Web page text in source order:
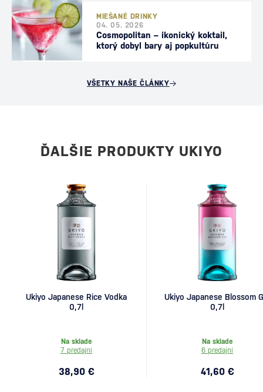
MIEŠANÉ DRINKY
04. 05. 2026
Cosmopolitan – ikonický koktail,
ktorý dobyl bary aj popkultúru
VŠETKY NAŠE ČLÁNKY
ĎALŠIE PRODUKTY UKIYO
Ukiyo Japanese Rice Vodka
0,7l
Na sklade
7 predajní
38,90 €
Ukiyo Japanese Blossom
0,7l
Na sklade
6 predajní
41,60 €